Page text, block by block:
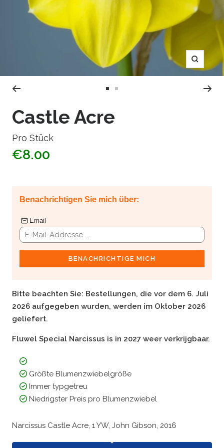
Zoom
1
Castle Acre
Pro Stück
€8.00
Benachrichtigen Sie mich über:
Email
BENACHRICHTIGE MICH
Bitte beachten Sie: Bestellungen, die vor dem 6. Juli
2026 aufgegeben wurden, werden im Oktober 2026
geliefert.
Fluwel Special Narcissus is in 2027 weer verkrijgbaar.
Größte Blumenzwiebelgröße
Immer typgetreu
Niedrigster Preis pro Blumenzwiebel
Narcissus Castle Acre, 1 YW, John Gibson, 2016